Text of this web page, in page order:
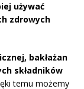
używać
zdrowych
bakłażan
składników
temu możemy